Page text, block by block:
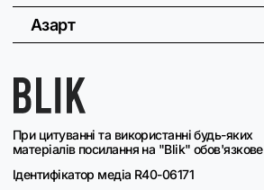
При цитуванні та використанні будь-яких
матеріалів посилання на "Blik" обов'язкове
Ідентифікатор медіа R40-06171
Азарт